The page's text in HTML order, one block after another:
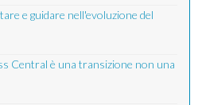
e guidare nell'evoluzione del
Central è una transizione non una